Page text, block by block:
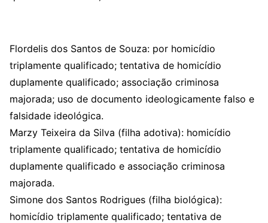
Flordelis dos Santos de Souza: por homicídio
triplamente qualificado; tentativa de homicídio
duplamente qualificado; associação criminosa
majorada; uso de documento ideologicamente falso e
falsidade ideológica.
Marzy Teixeira da Silva (filha adotiva): homicídio
triplamente qualificado; tentativa de homicídio
duplamente qualificado e associação criminosa
majorada.
Simone dos Santos Rodrigues (filha biológica):
homicídio triplamente qualificado; tentativa de